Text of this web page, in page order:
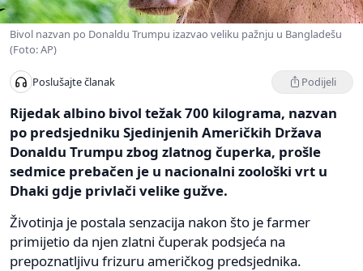
Bivol nazvan po Donaldu Trumpu izazvao veliku pažnju u Bangladešu
(Foto: AP)
Poslušajte članak Podijeli
Rijedak albino bivol težak 700 kilograma, nazvan
po predsjedniku Sjedinjenih Američkih Država
Donaldu Trumpu zbog zlatnog čuperka, prošle
sedmice prebačen je u nacionalni zoološki vrt u
Dhaki gdje privlači velike gužve.
Životinja je postala senzacija nakon što je farmer
primijetio da njen zlatni čuperak podsjeća na
prepoznatljivu frizuru američkog predsjednika.